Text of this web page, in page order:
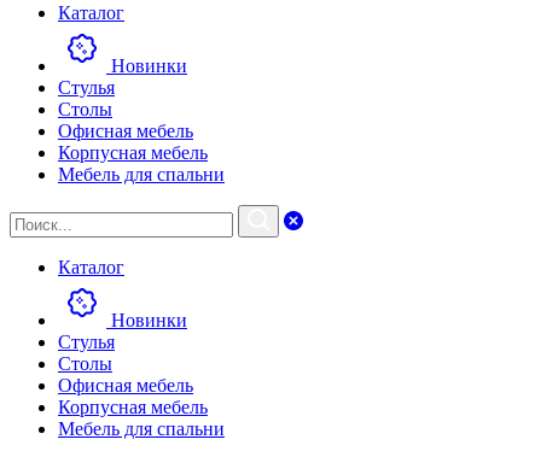
Каталог
Новинки
Стулья
Столы
Офисная мебель
Корпусная мебель
Мебель для спальни
Каталог
Новинки
Стулья
Столы
Офисная мебель
Корпусная мебель
Мебель для спальни